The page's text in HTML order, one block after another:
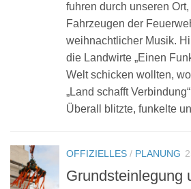
fuhren durch unseren
Fahrzeugen der
weihnachtlicher Musik.
die Landwirte „Einen
Welt schicken wollten,
„Land schafft
Überall blitzte, funkelte
OFFIZIELLES / PLANUNG
Grundsteinlegung